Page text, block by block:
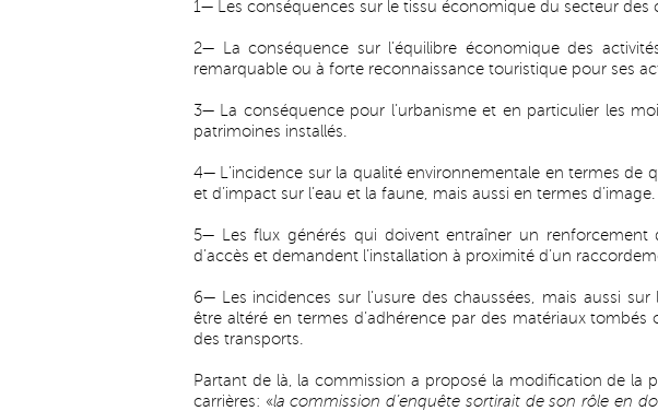
1— Les conséquences sur le tissu économique du secteur des
2— La conséquence sur l’équilibre économique des
remarquable ou à forte reconnaissance touristique pour ses
3— La conséquence pour l’urbanisme et en particulier les
patrimoines installés.
4— L’incidence sur la qualité environnementale en termes de
et d’impact sur l’eau et la faune, mais aussi en termes d’image.
5— Les flux générés qui doivent entraîner un renforcement
d’accès et demandent l’installation à proximité d’un
6— Les incidences sur l’usure des chaussées, mais aussi
être altéré en termes d’adhérence par des matériaux tombés
des transports.
Partant de là, la commission a proposé la modification de la
carrières: «la commission d’enquête sortirait de son rôle en